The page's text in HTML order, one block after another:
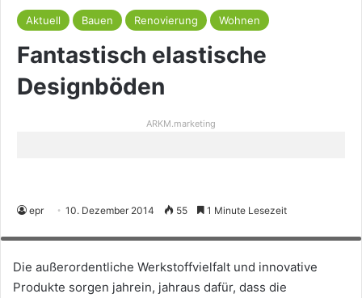
Aktuell Bauen Renovierung Wohnen
Fantastisch elastische
Designböden
ARKM.marketing
epr 10. Dezember 2014 55 1 Minute Lesezeit
eignen sie sich auch ideal als pflegeleichter Bodenbelag in Küche und
Die außerordentliche Werkstoffvielfalt und innovative
Produkte sorgen jahrein, jahraus dafür, dass die